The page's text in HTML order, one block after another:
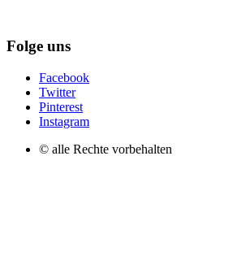
Folge uns
Facebook
Twitter
Pinterest
Instagram
© alle Rechte vorbehalten